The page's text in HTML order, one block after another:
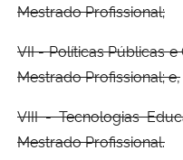
Mestrado Profissional;
VII - Políticas Públicas
Mestrado Profissional; e,
VIII - Tecnologias
Mestrado Profissional.